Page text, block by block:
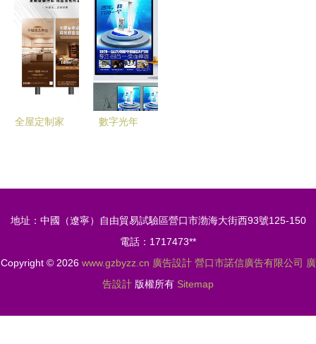
境，詮釋不
凡人生
如何用好
logo素材與
設計懸賞吸
引免費設
計？以匯圖
網案例剖析
全屋定制家
低成本策略
數字光年
地址：中國（遼寧）自由貿易試驗區營口市渤海大街西93號125-150
電話：1717473**
Copyright © 2026 www.gzbyzz.cn 廣告設計 營口市諾信廣告有限公司 廣
告設計 版權所有 Sitemap